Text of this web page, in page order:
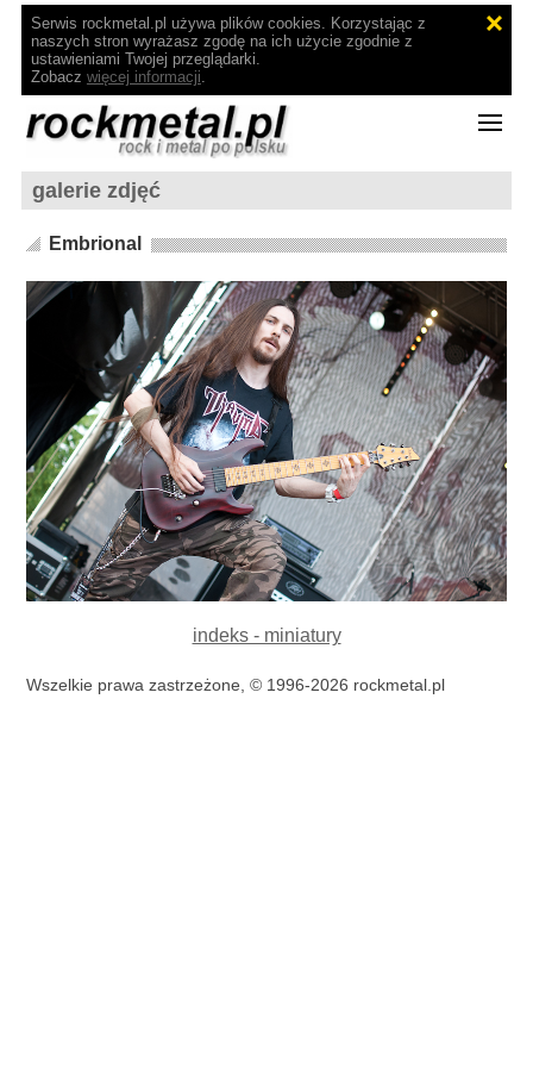
Serwis rockmetal.pl używa plików cookies. Korzystając z
naszych stron wyrażasz zgodę na ich użycie zgodnie z
ustawieniami Twojej przeglądarki.
Zobacz więcej informacji.
galerie zdjęć
Embrional
indeks - miniatury
Wszelkie prawa zastrzeżone, © 1996-2026 rockmetal.pl